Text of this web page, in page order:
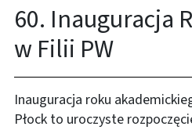
60. Inauguracja
w Filii PW
Inauguracja roku
Płock to uroczyste